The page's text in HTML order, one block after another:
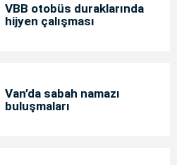
VBB otobüs duraklarında
hijyen çalışması
Van’da sabah namazı
buluşmaları